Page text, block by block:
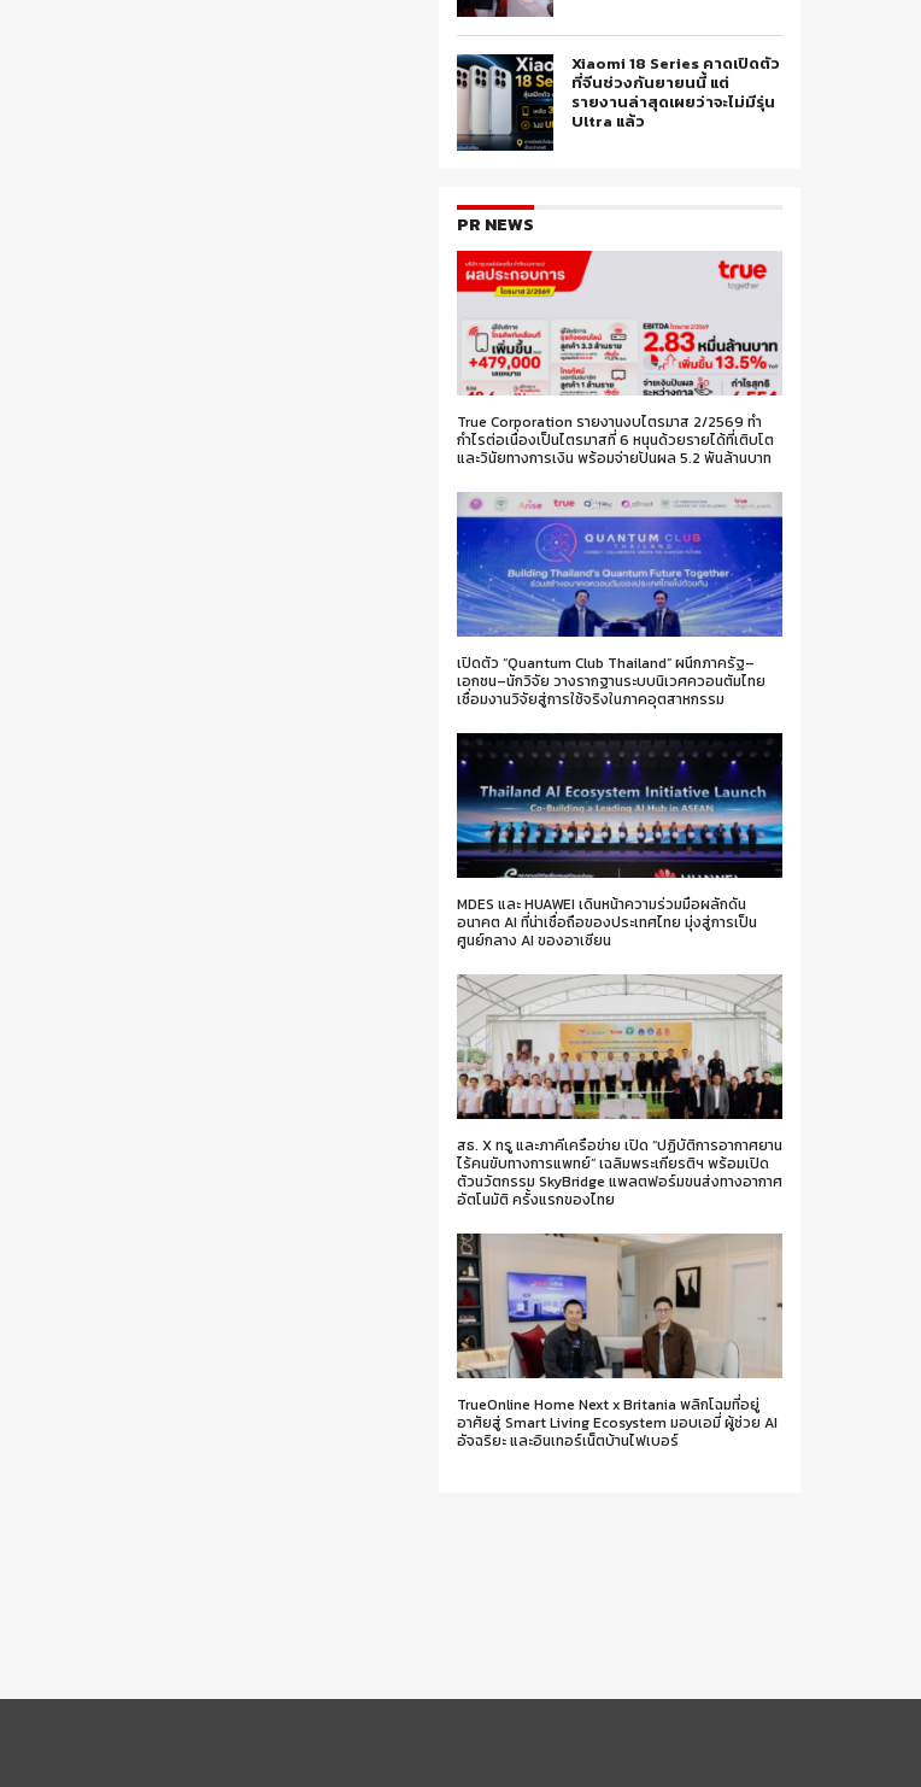
Xiaomi 18 Series คาดเปิดตัว
ที่จีนช่วงกันยายนนี้ แต่
รายงานล่าสุดเผยว่าจะไม่มีรุ่น
Ultra แล้ว
PR NEWS
True Corporation รายงานงบไตรมาส 2/2569 ทำ
กำไรต่อเนื่องเป็นไตรมาสที่ 6 หนุนด้วยรายได้ที่เติบโต
และวินัยทางการเงิน พร้อมจ่ายปันผล 5.2 พันล้านบาท
เปิดตัว “Quantum Club Thailand” ผนึกภาครัฐ–
เอกชน–นักวิจัย วางรากฐานระบบนิเวศควอนตัมไทย
เชื่อมงานวิจัยสู่การใช้จริงในภาคอุตสาหกรรม
MDES และ HUAWEI เดินหน้าความร่วมมือผลักดัน
อนาคต AI ที่น่าเชื่อถือของประเทศไทย มุ่งสู่การเป็น
ศูนย์กลาง AI ของอาเซียน
สธ. X ทรู และภาคีเครือข่าย เปิด “ปฏิบัติการอากาศยาน
ไร้คนขับทางการแพทย์” เฉลิมพระเกียรติฯ พร้อมเปิด
ตัวนวัตกรรม SkyBridge แพลตฟอร์มขนส่งทางอากาศ
อัตโนมัติ ครั้งแรกของไทย
TrueOnline Home Next x Britania พลิกโฉมที่อยู่
อาศัยสู่ Smart Living Ecosystem มอบเอมี่ ผู้ช่วย AI
อัจฉริยะ และอินเทอร์เน็ตบ้านไฟเบอร์